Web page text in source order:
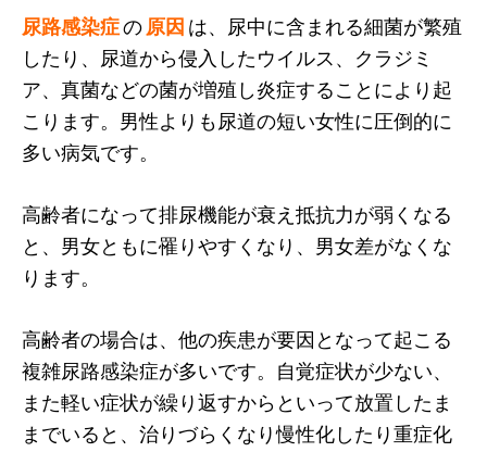
尿路感染症の 原因 は、尿中に含まれる細菌が繁殖
したり、尿道から侵入したウイルス、クラジミ
ア、真菌などの菌が増殖し炎症することにより起
こります。男性よりも尿道の短い女性に圧倒的に
多い病気です。
高齢者になって排尿機能が衰え抵抗力が弱くなる
と、男女ともに罹りやすくなり、男女差がなくな
ります。
高齢者の場合は、他の疾患が要因となって起こる
複雑尿路感染症が多いです。自覚症状が少ない、
また軽い症状が繰り返すからといって放置したま
までいると、治りづらくなり慢性化したり重症化